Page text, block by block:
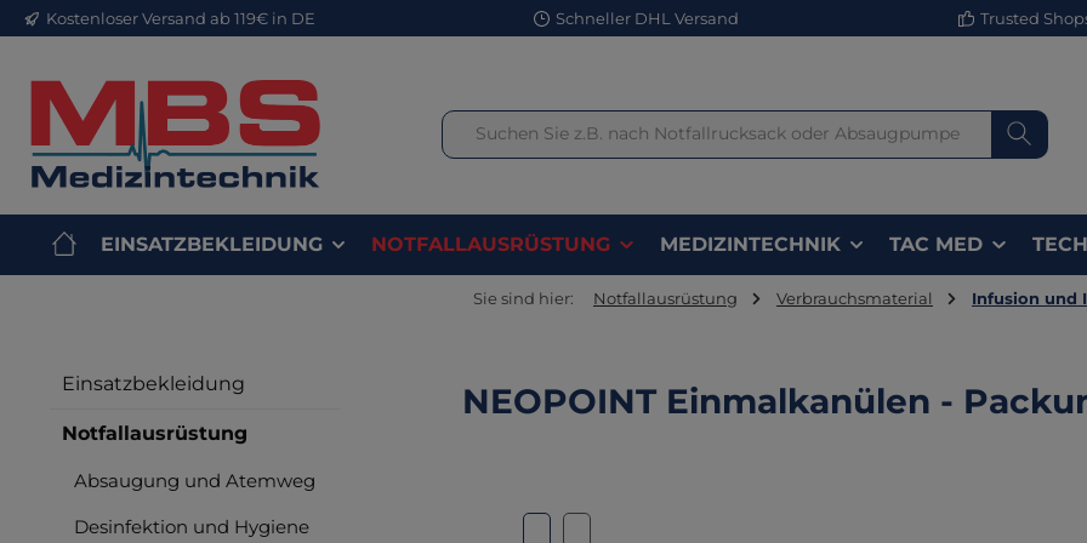
Hauptinhalt springen
Zur Suche springen
Zur Hauptnavigation springen
Kostenloser Versand ab 119€ in DE Schneller DHL Versand Trusted
EINSATZBEKLEIDUNG NOTFALLAUSRÜSTUNG MEDIZINTECHNIK TAC MED
Sie sind hier: Notfallausrüstung Verbrauchsmaterial Infusion und
Einsatzbekleidung
Notfallausrüstung
Absaugung und Atemweg
Desinfektion und Hygiene
NEOPOINT Einmalkanülen -
Bildergalerie überspringen